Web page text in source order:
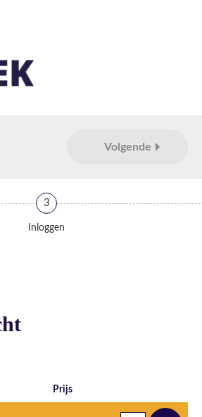
Volgende
3
Inloggen
Prijs